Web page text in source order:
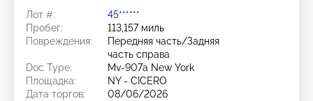
Лот #:
45******
Пробег:
113,157 миль
Повреждения:
Передняя часть/Задняя
часть справа
Doc Type:
Mv-907a New York
Площадка:
NY - CICERO
Дата торгов:
08/06/2026